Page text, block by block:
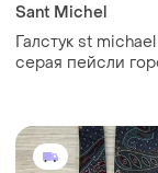
Sant Michel
Галстук st
серая пейсли